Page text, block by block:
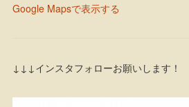
Google Mapsで表示する
↓↓↓インスタフォローお願いします！